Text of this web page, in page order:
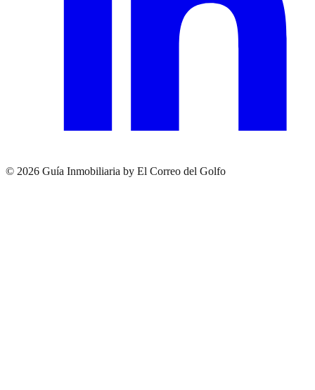
© 2026 Guía Inmobiliaria by El Correo del Golfo